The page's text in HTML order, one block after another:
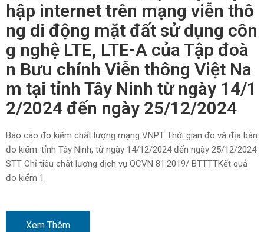
hập internet trên mạng viễn thô
ng di động mặt đất sử dụng côn
g nghệ LTE, LTE-A của Tập đoà
n Bưu chính Viễn thông Việt Na
m tại tỉnh Tây Ninh từ ngày 14/1
2/2024 đến ngày 25/12/2024
Báo cáo đo kiểm chất lượng mạng VNPT Thời gian đo và địa bàn
đo kiểm: tỉnh Tây Ninh, từ ngày 14/12/2024 đến ngày 25/12/2024
STT Chỉ tiêu chất lượng dịch vụ QCVN 81:2019/ BTTTTKết quả
đo kiểm 1.
Xem Thêm